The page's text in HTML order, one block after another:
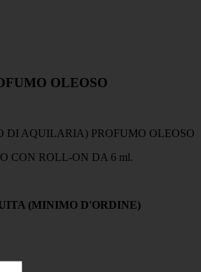
OLEOSO
DI AQUILARIA) PROFUMO OLEOSO
CON ROLL-ON DA 6 ml.
(MINIMO D'ORDINE)